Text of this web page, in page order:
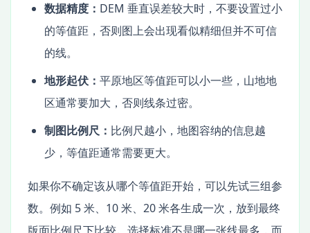
数据精度： DEM 垂直误差较大时，不要设置过小
的等值距，否则图上会出现看似精细但并不可信
的线。
地形起伏： 平原地区等值距可以小一些，山地地
区通常要加大，否则线条过密。
制图比例尺： 比例尺越小，地图容纳的信息越
少，等值距通常需要更大。
如果你不确定该从哪个等值距开始，可以先试三组参
数。例如 5 米、10 米、20 米各生成一次，放到最终